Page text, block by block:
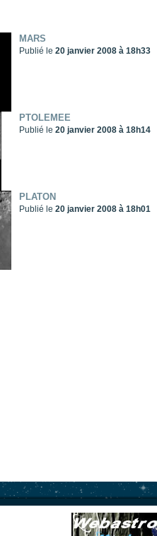
MARS
Publié le 20 janvier 2008 à 18h33
PTOLEMEE
Publié le 20 janvier 2008 à 18h14
PLATON
Publié le 20 janvier 2008 à 18h01